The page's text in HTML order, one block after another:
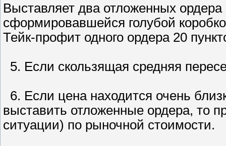
Выставляет два отложенных
сформировавшейся голубой
Тейк-профит одного ордера 20
5. Если скользящая средняя
6. Если цена находится очень
выставить отложенные ордера, то
ситуации) по рыночной стоимости.